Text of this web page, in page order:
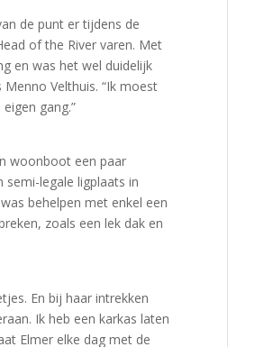
de punt er tijdens de
of the River varen. Met
en was het wel duidelijk
Velthuis. “Ik moest
gang.”
woonboot een paar
legale ligplaats in
behelpen met enkel een
zoals een lek dak en
En bij haar intrekken
Ik heb een karkas laten
Elmer elke dag met de